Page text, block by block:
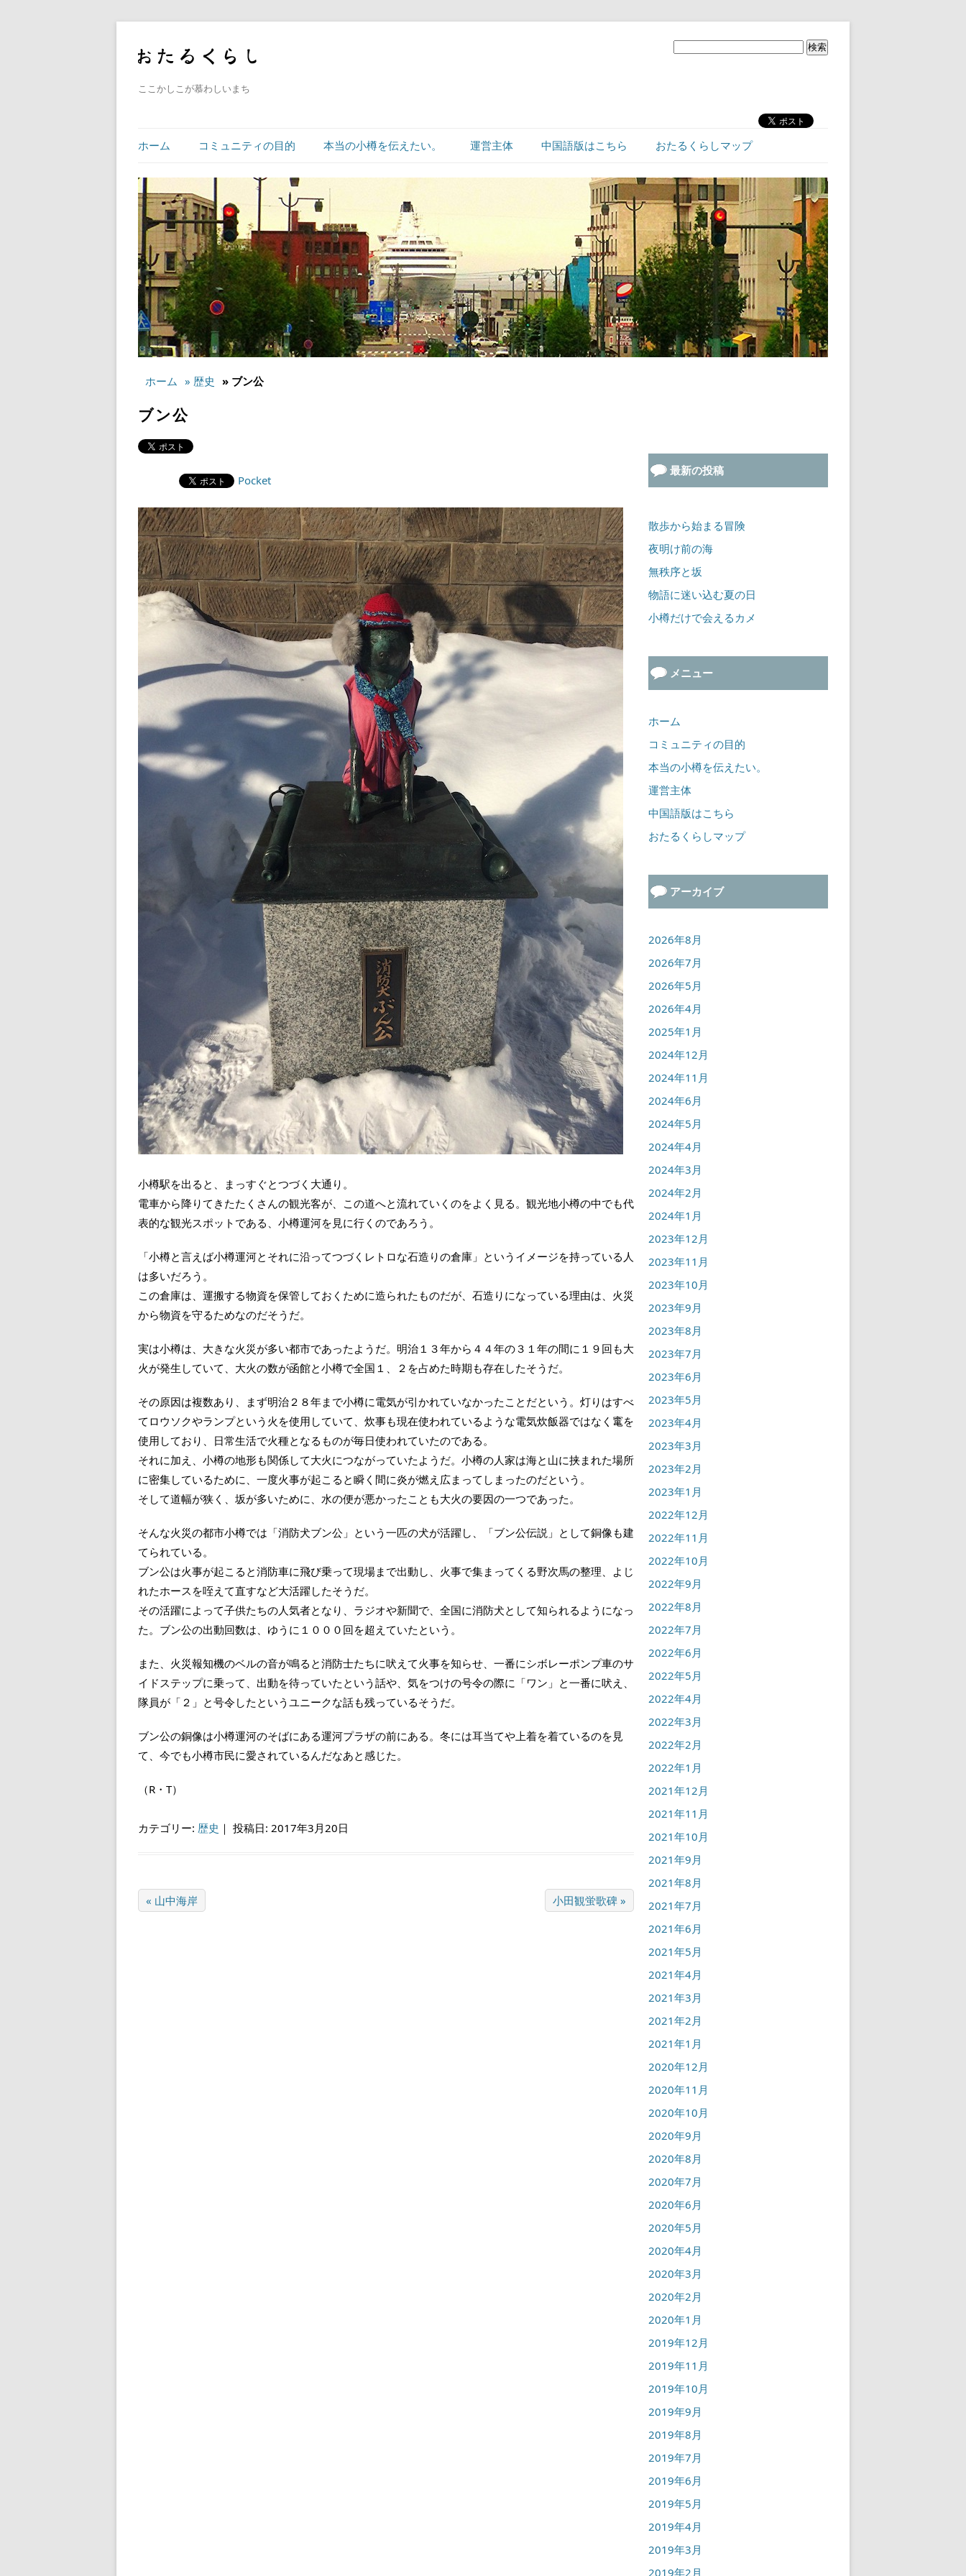
ここかしこが慕わしいまち
ホーム コミュニティの目的 本当の小樽を伝えたい。 運営主体 中国語版はこちら おたるくらしマップ
ホーム » 歴史 » ブン公
ブン公
Pocket
小樽駅を出ると、まっすぐとつづく大通り。
電車から降りてきたたくさんの観光客が、この道へと流れていくのをよく見る。観光地小樽の中でも代
表的な観光スポットである、小樽運河を見に行くのであろう。
「小樽と言えば小樽運河とそれに沿ってつづくレトロな石造りの倉庫」というイメージを持っている人
は多いだろう。
この倉庫は、運搬する物資を保管しておくために造られたものだが、石造りになっている理由は、火災
から物資を守るためなのだそうだ。
実は小樽は、大きな火災が多い都市であったようだ。明治１３年から４４年の３１年の間に１９回も大
火が発生していて、大火の数が函館と小樽で全国１、２を占めた時期も存在したそうだ。
その原因は複数あり、まず明治２８年まで小樽に電気が引かれていなかったことだという。灯りはすべ
てロウソクやランプという火を使用していて、炊事も現在使われているような電気炊飯器ではなく竃を
使用しており、日常生活で火種となるものが毎日使われていたのである。
それに加え、小樽の地形も関係して大火につながっていたようだ。小樽の人家は海と山に挟まれた場所
に密集しているために、一度火事が起こると瞬く間に炎が燃え広まってしまったのだという。
そして道幅が狭く、坂が多いために、水の便が悪かったことも大火の要因の一つであった。
そんな火災の都市小樽では「消防犬ブン公」という一匹の犬が活躍し、「ブン公伝説」として銅像も建
てられている。
ブン公は火事が起こると消防車に飛び乗って現場まで出動し、火事で集まってくる野次馬の整理、よじ
れたホースを咥えて直すなど大活躍したそうだ。
その活躍によって子供たちの人気者となり、ラジオや新聞で、全国に消防犬として知られるようになっ
た。ブン公の出動回数は、ゆうに１０００回を超えていたという。
また、火災報知機のベルの音が鳴ると消防士たちに吠えて火事を知らせ、一番にシボレーポンプ車のサ
イドステップに乗って、出動を待っていたという話や、気をつけの号令の際に「ワン」と一番に吠え、
隊員が「２」と号令したというユニークな話も残っているそうだ。
ブン公の銅像は小樽運河のそばにある運河プラザの前にある。冬には耳当てや上着を着ているのを見
て、今でも小樽市民に愛されているんだなあと感じた。
（R・T）
カテゴリー: 歴史 ｜ 投稿日: 2017年3月20日
« 山中海岸 小田観蛍歌碑 »
最新の投稿
散歩から始まる冒険
夜明け前の海
無秩序と坂
物語に迷い込む夏の日
小樽だけで会えるカメ
メニュー
ホーム
コミュニティの目的
本当の小樽を伝えたい。
運営主体
中国語版はこちら
おたるくらしマップ
アーカイブ
2026年8月
2026年7月
2026年5月
2026年4月
2025年1月
2024年12月
2024年11月
2024年6月
2024年5月
2024年4月
2024年3月
2024年2月
2024年1月
2023年12月
2023年11月
2023年10月
2023年9月
2023年8月
2023年7月
2023年6月
2023年5月
2023年4月
2023年3月
2023年2月
2023年1月
2022年12月
2022年11月
2022年10月
2022年9月
2022年8月
2022年7月
2022年6月
2022年5月
2022年4月
2022年3月
2022年2月
2022年1月
2021年12月
2021年11月
2021年10月
2021年9月
2021年8月
2021年7月
2021年6月
2021年5月
2021年4月
2021年3月
2021年2月
2021年1月
2020年12月
2020年11月
2020年10月
2020年9月
2020年8月
2020年7月
2020年6月
2020年5月
2020年4月
2020年3月
2020年2月
2020年1月
2019年12月
2019年11月
2019年10月
2019年9月
2019年8月
2019年7月
2019年6月
2019年5月
2019年4月
2019年3月
2019年2月